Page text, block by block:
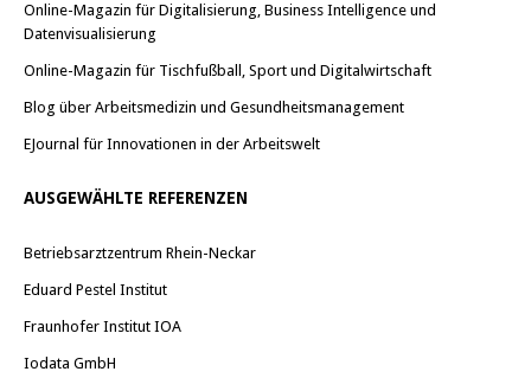
Online-Magazin für Digitalisierung, Business Intelligence und
Datenvisualisierung
Online-Magazin für Tischfußball, Sport und Digitalwirtschaft
Blog über Arbeitsmedizin und Gesundheitsmanagement
EJournal für Innovationen in der Arbeitswelt
AUSGEWÄHLTE REFERENZEN
Betriebsarztzentrum Rhein-Neckar
Eduard Pestel Institut
Fraunhofer Institut IOA
Iodata GmbH